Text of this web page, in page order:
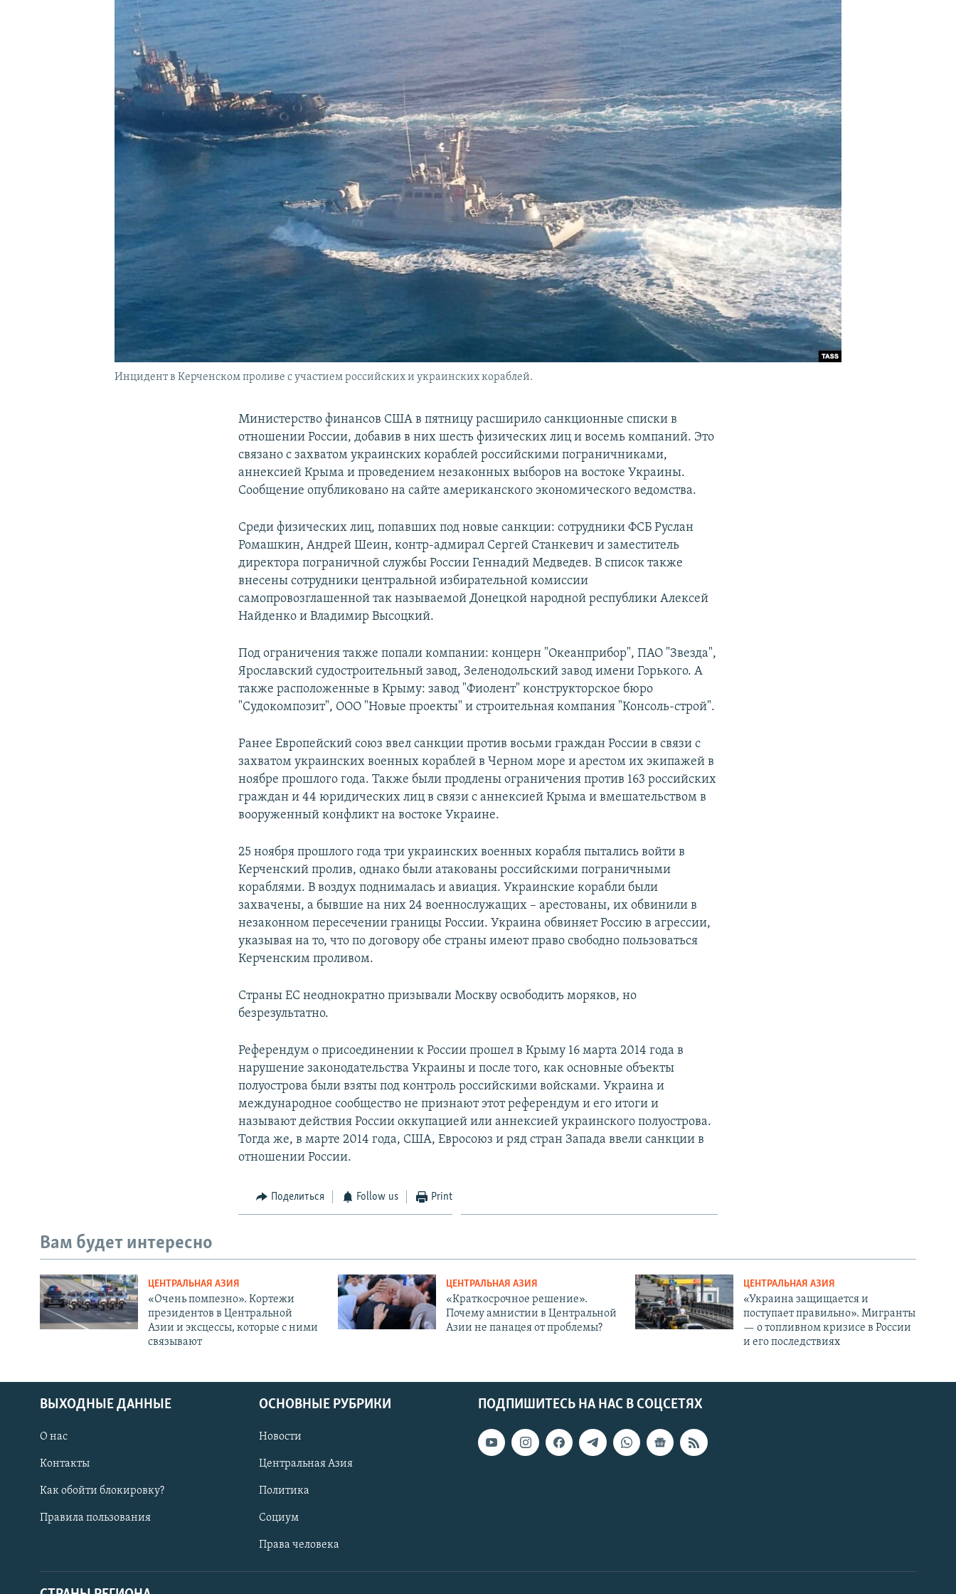
Инцидент в Керченском проливе с участием российских и украинских кораблей.
Министерство финансов США в пятницу расширило санкционные списки в
отношении России, добавив в них шесть физических лиц и восемь компаний. Это
связано с захватом украинских кораблей российскими пограничниками,
аннексией Крыма и проведением незаконных выборов на востоке Украины.
Сообщение опубликовано на сайте американского экономического ведомства.
Среди физических лиц, попавших под новые санкции: сотрудники ФСБ Руслан
Ромашкин, Андрей Шеин, контр-адмирал Сергей Станкевич и заместитель
директора пограничной службы России Геннадий Медведев. В список также
внесены сотрудники центральной избирательной комиссии
самопровозглашенной так называемой Донецкой народной республики Алексей
Найденко и Владимир Высоцкий.
Под ограничения также попали компании: концерн "Океанприбор", ПАО "Звезда",
Ярославский судостроительный завод, Зеленодольский завод имени Горького. А
также расположенные в Крыму: завод "Фиолент" конструкторское бюро
"Судокомпозит", ООО "Новые проекты" и строительная компания "Консоль-строй".
Ранее Европейский союз ввел санкции против восьми граждан России в связи с
захватом украинских военных кораблей в Черном море и арестом их экипажей в
ноябре прошлого года. Также были продлены ограничения против 163 российских
граждан и 44 юридических лиц в связи с аннексией Крыма и вмешательством в
вооруженный конфликт на востоке Украине.
25 ноября прошлого года три украинских военных корабля пытались войти в
Керченский пролив, однако были атакованы российскими пограничными
кораблями. В воздух поднималась и авиация. Украинские корабли были
захвачены, а бывшие на них 24 военнослужащих – арестованы, их обвинили в
незаконном пересечении границы России. Украина обвиняет Россию в агрессии,
указывая на то, что по договору обе страны имеют право свободно пользоваться
Керченским проливом.
Страны ЕС неоднократно призывали Москву освободить моряков, но
безрезультатно.
Референдум о присоединении к России прошел в Крыму 16 марта 2014 года в
нарушение законодательства Украины и после того, как основные объекты
полуострова были взяты под контроль российскими войсками. Украина и
международное сообщество не признают этот референдум и его итоги и
называют действия России оккупацией или аннексией украинского полуострова. ​
Тогда же, в марте 2014 года, США, Евросоюз и ряд стран Запада ввели санкции в
отношении России.
Поделиться Follow us Print
Вам будет интересно
ЦЕНТРАЛЬНАЯ АЗИЯ
«Очень помпезно». Кортежи
президентов в Центральной
Азии и эксцессы, которые с ними
связывают
ЦЕНТРАЛЬНАЯ АЗИЯ
«Краткосрочное решение».
Почему амнистии в Центральной
Азии не панацея от проблемы?
ЦЕНТРАЛЬНАЯ АЗИЯ
«Украина защищается и
поступает правильно». Мигранты
— о топливном кризисе в России
и его последствиях
ПОДПИШИТЕСЬ НА НАС В СОЦСЕТЯХ
ВЫХОДНЫЕ ДАННЫЕ
О нас
Контакты
Как обойти блокировку?
Правила пользования
ОСНОВНЫЕ РУБРИКИ
Новости
Центральная Азия
Политика
Социум
Права человека